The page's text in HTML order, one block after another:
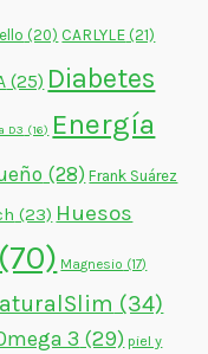
(20) CARLYLE(21)
(25) Diabetes
D3 (16) Energía
(28) Frank Suárez
(23) Huesos
(70) Magnesio (17)
(34)
3 (29) piel y